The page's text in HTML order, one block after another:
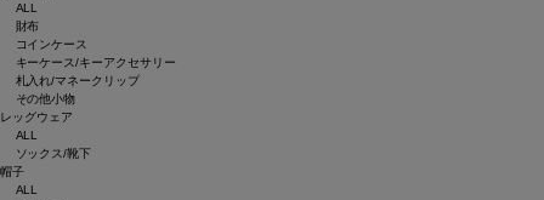
ALL
財布
コインケース
キーケース/キーアクセサリー
札入れ/マネークリップ
その他小物
レッグウェア
ALL
ソックス/靴下
帽子
ALL